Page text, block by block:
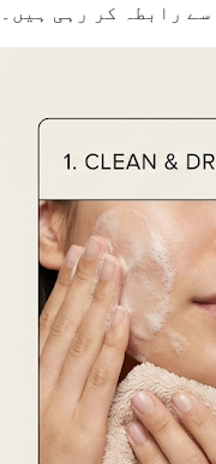
رابطہ کر رہی ہیں۔